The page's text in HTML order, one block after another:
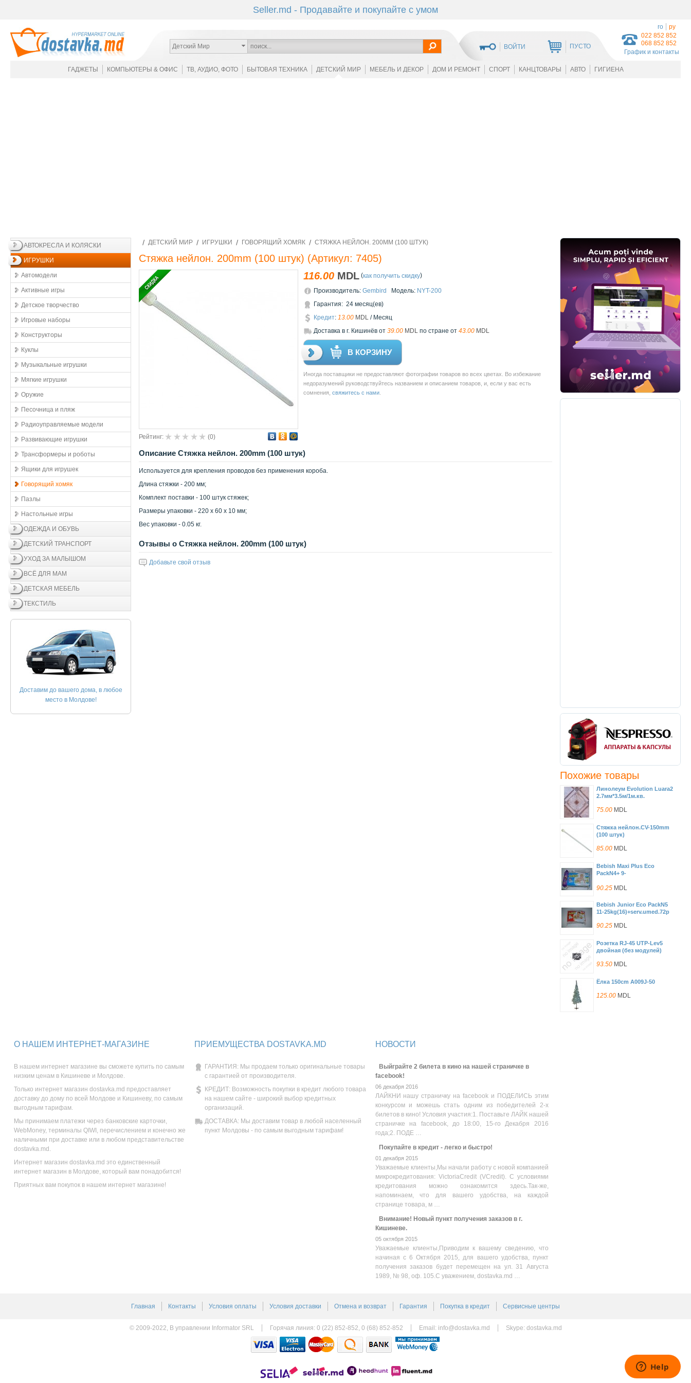
Seller.md - Продавайте и покупайте с умом
022 852 852
068 852 852
График и контакты
Детский Мир ВОЙТИ ПУСТО
ro ру
ГАДЖЕТЫ КОМПЬЮТЕРЫ & ОФИС ТВ, АУДИО, ФОТО БЫТОВАЯ ТЕХНИКА ДЕТСКИЙ МИР МЕБЕЛЬ И ДЕКОР ДОМ И РЕМОНТ СПОРТ КАНЦТОВАРЫ АВТО ГИГИЕНА
АВТОКРЕСЛА И КОЛЯСКИ
ИГРУШКИ
Автомодели
Активные игры
Детское творчество
Игровые наборы
Конструкторы
Куклы
Музыкальные игрушки
Мягкие игрушки
Оружие
Песочница и пляж
Радиоуправляемые модели
Развивающие игрушки
Трансформеры и роботы
Ящики для игрушек
Говорящий хомяк
Пазлы
Настольные игры
ОДЕЖДА И ОБУВЬ
ДЕТСКИЙ ТРАНСПОРТ
УХОД ЗА МАЛЫШОМ
ВСЁ ДЛЯ МАМ
ДЕТСКАЯ МЕБЕЛЬ
ТЕКСТИЛЬ
Доставим до вашего дома, в любое
место в Молдове!
Похожие товары
Линолеум Evolution Luara2
2.7мм*3.5м/1м.кв.
75.00 MDL
Стяжка нейлон.CV-150mm
(100 штук)
85.00 MDL
Bebish Maxi Plus Eco
PackN4+ 9-
90.25 MDL
Bebish Junior Eco PackN5
11-25kg(16)+serv.umed.72p
90.25 MDL
Розетка RJ-45 UTP-Lev5
двойная (без модулей)
93.50 MDL
Ёлка 150cm A009J-50
125.00 MDL
ДЕТСКИЙ МИР ИГРУШКИ ГОВОРЯЩИЙ ХОМЯК СТЯЖКА НЕЙЛОН. 200MM (100 ШТУК)
Стяжка нейлон. 200mm (100 штук) (Артикул: 7405)
Рейтинг: (0)
116.00 MDL (как получить скидку)
Производитель: Gembird Модель: NYT-200
Гарантия: 24 месяц(ев)
Кредит: 13.00 MDL / Месяц
Доставкa в г. Кишинёв от 39.00 MDL по стране от 43.00 MDL
В КОРЗИНУ
Иногда поставщики не предоставляют фотографии товаров во всех цветах. Во избежание
недоразумений руководствуйтесь названием и описанием товаров, и, если у вас есть
сомнения, свяжитесь с нами
Описание Стяжка нейлон. 200mm (100 штук)
Используется для крепления проводов без применения короба.
Длина стяжки - 200 мм;
Комплект поставки - 100 штук стяжек;
Размеры упаковки - 220 x 60 x 10 мм;
Вес упаковки - 0.05 кг.
Отзывы о Стяжка нейлон. 200mm (100 штук)
Добавьте свой отзыв
О НАШЕМ ИНТЕРНЕТ-МАГАЗИНЕ
В нашем интернет магазине вы сможете купить по самым
низким ценам в Кишиневе и Молдове.
Только интернет магазин dostavka.md предоставляет
доставку до дому по всей Молдове и Кишиневу, по самым
выгодным тарифам.
Мы принимаем платежи через банковские карточки,
WebMoney, терминалы QIWI, перечислением и конечно же
наличными при доставке или в любом представительстве
dostavka.md.
Интернет магазин dostavka.md это единственный
интернет магазин в Молдове, который вам понадобится!
Приятных вам покупок в нашем интернет магазине!
ПРИЕМУЩЕСТВА DOSTAVKA.MD
ГАРАНТИЯ: Мы продаем только оригинальные товары
с гарантией от производителя.
КРЕДИТ: Возможность покупки в кредит любого товара
на нашем сайте - широкий выбор кредитных
организаций.
ДОСТАВКА: Мы доставим товар в любой населенный
пункт Молдовы - по самым выгодным тарифам!
НОВОСТИ
Выйграйте 2 билета в кино на нашей страничке в
facebook!
06 декабря 2016
ЛАЙКНИ нашу страничку на facebook и ПОДЕЛИСЬ этим
конкурсом и можешь стать одним из победителей 2-х
билетов в кино! Условия участия:1. Поставьте ЛАЙК нашей
страничке на facebook, до 18:00, 15-го Декабря 2016
года;2. ПОДЕ …
Покупайте в кредит - легко и быстро!
01 декабря 2015
Уважаемые клиенты,Мы начали работу с новой компанией
микрокредитования: VictoriaCredit (VCredit). С условиями
кредитования можно ознакомится здесь.Так-же,
напоминаем, что для вашего удобства, на каждой
странице товара, м …
Внимание! Новый пункт получения заказов в г.
Кишиневе.
05 октября 2015
Уважаемые клиенты,Приводим к вашему сведению, что
начиная с 6 Октября 2015, для вашего удобства, пункт
получения заказов будет перемещен на ул. 31 Августа
1989, № 98, оф. 105.С уважением, dostavka.md …
Главная Контакты Условия оплаты Условия доставки Отмена и возврат Гарантия Покупка в кредит Сервисные центры
© 2009-2022, В управлении Informator SRL Горячая линия: 0 (22) 852-852, 0 (68) 852-852 Email: info@dostavka.md Skype: dostavka.md